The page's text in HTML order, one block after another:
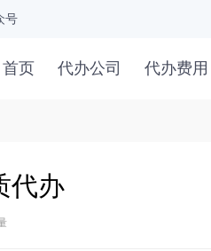
号
首页 代办公司 代办费用
代办